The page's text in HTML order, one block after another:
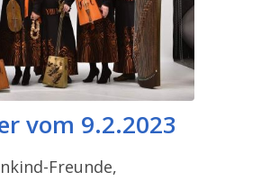
vom 9.2.2023
​Freunde,